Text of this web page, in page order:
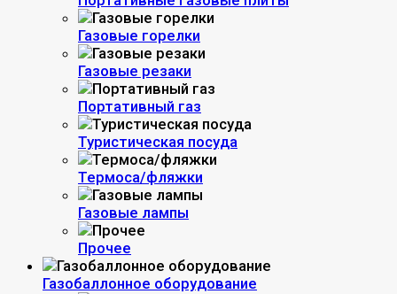
Газовые горелки
Газовые резаки
Портативный газ
Туристическая посуда
Термоса/фляжки
Газовые лампы
Прочее
Газобаллонное оборудование